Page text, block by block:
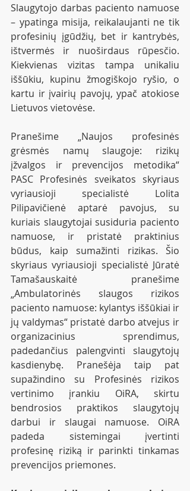
Slaugytojo darbas paciento namuose
– ypatinga misija, reikalaujanti ne tik
profesinių įgūdžių, bet ir kantrybės,
ištvermės ir nuoširdaus rūpesčio.
Kiekvienas vizitas tampa unikaliu
iššūkiu, kupinu žmogiškojo ryšio, o
kartu ir įvairių pavojų, ypač atokiose
Lietuvos vietovėse.
Pranešime „Naujos profesinės
grėsmės namų slaugoje: rizikų
įžvalgos ir prevencijos metodika“
PASC Profesinės sveikatos skyriaus
vyriausioji specialistė Lolita
Pilipavičienė aptarė pavojus, su
kuriais slaugytojai susiduria paciento
namuose, ir pristatė praktinius
būdus, kaip sumažinti rizikas. Šio
skyriaus vyriausioji specialistė Jūratė
Tamašauskaitė pranešime
„Ambulatorinės slaugos rizikos
paciento namuose: kylantys iššūkiai ir
jų valdymas“ pristatė darbo atvejus ir
organizacinius sprendimus,
padedančius palengvinti slaugytojų
kasdienybę. Pranešėja taip pat
supažindino su Profesinės rizikos
vertinimo įrankiu OiRA, skirtu
bendrosios praktikos slaugytojų
darbui ir slaugai namuose. OiRA
padeda sistemingai įvertinti
profesinę riziką ir parinkti tinkamas
prevencijos priemones.